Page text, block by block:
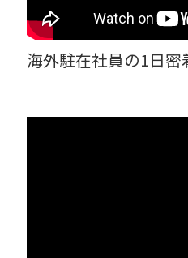
海外駐在社員の1日密